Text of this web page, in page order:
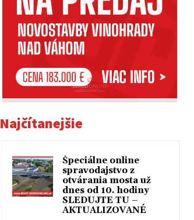
Najčítanejšie
Špeciálne online
spravodajstvo z
otvárania mosta už
dnes od 10. hodiny
SLEDUJTE TU –
AKTUALIZOVANÉ